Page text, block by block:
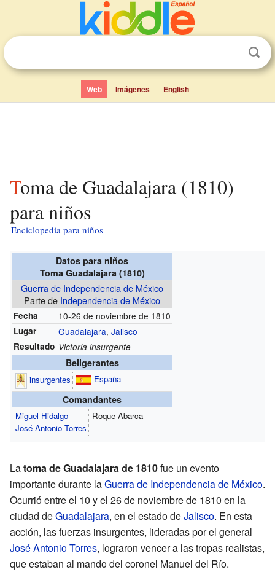
Web Imágenes English
Toma de Guadalajara (1810)
para niños
Enciclopedia para niños
Datos para niños
Toma Guadalajara (1810)
Guerra de Independencia de México
Parte de Independencia de México
Fecha 10-26 de noviembre de 1810
Lugar Guadalajara,Jalisco
Resultado Victoria insurgente
Beligerantes
insurgentes España
Comandantes
Miguel Hidalgo
José Antonio Torres
Roque Abarca
Latoma de Guadalajara de 1810fue un evento
importante durante laGuerra de Independencia de México.
Ocurrió entre el 10 y el 26 de noviembre de 1810 en la
ciudad deGuadalajara, en el estado deJalisco. En esta
acción, las fuerzas insurgentes, lideradas por el general
José Antonio Torres, lograron vencer a las tropas realistas,
que estaban al mando del coronel Manuel del Río.